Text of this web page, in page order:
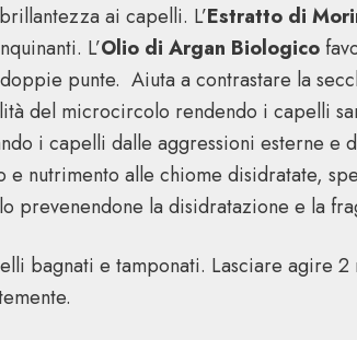
ai capelli. L’Estratto di
L’Olio di Argan Biologico
punte. Aiuta a contrastare la
del microcircolo rendendo i capelli
i capelli dalle aggressioni esterne e
nutrimento alle chiome disidratate,
prevenendone la disidratazione e la
bagnati e tamponati. Lasciare agire 2